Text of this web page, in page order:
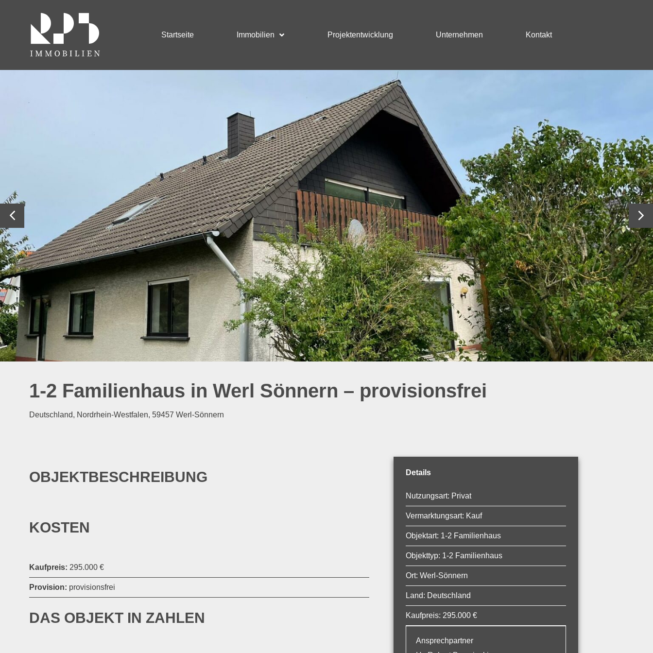
Startseite Immobilien Projektentwicklung Unternehmen Kontakt
1-2 Familienhaus in Werl Sönnern – provisionsfrei
Deutschland, Nordrhein-Westfalen, 59457 Werl-Sönnern
OBJEKTBESCHREIBUNG
KOSTEN
Kaufpreis: 295.000 €
Provision: provisionsfrei
DAS OBJEKT IN ZAHLEN
Details
Nutzungsart: Privat
Vermarktungsart: Kauf
Objektart: 1-2 Familienhaus
Objekttyp: 1-2 Familienhaus
Ort: Werl-Sönnern
Land: Deutschland
Kaufpreis: 295.000 €
Ansprechpartner